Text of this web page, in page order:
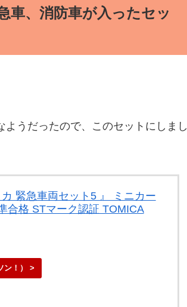
車、消防車が入ったセッ
うだったので、このセットにしまし
緊急車両セット5 』 ミニカー
合格 STマーク認証 TOMICA
ン！） >